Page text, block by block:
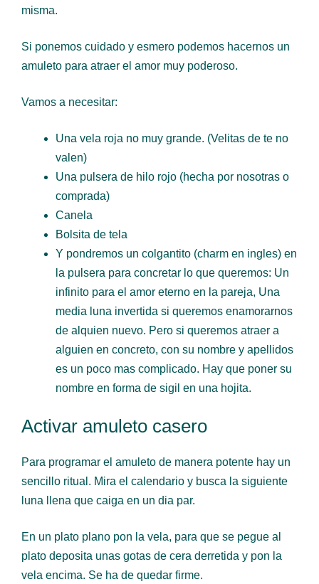
misma.
Si ponemos cuidado y esmero podemos hacernos un
amuleto para atraer el amor muy poderoso.
Vamos a necesitar:
Una vela roja no muy grande. (Velitas de te no
valen)
Una pulsera de hilo rojo (hecha por nosotras o
comprada)
Canela
Bolsita de tela
Y pondremos un colgantito (charm en ingles) en
la pulsera para concretar lo que queremos: Un
infinito para el amor eterno en la pareja, Una
media luna invertida si queremos enamorarnos
de alquien nuevo. Pero si queremos atraer a
alguien en concreto, con su nombre y apellidos
es un poco mas complicado. Hay que poner su
nombre en forma de sigil en una hojita.
Activar amuleto casero
Para programar el amuleto de manera potente hay un
sencillo ritual. Mira el calendario y busca la siguiente
luna llena que caiga en un dia par.
En un plato plano pon la vela, para que se pegue al
plato deposita unas gotas de cera derretida y pon la
vela encima. Se ha de quedar firme.